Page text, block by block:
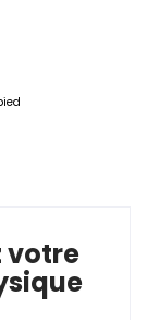
mobiles
votre